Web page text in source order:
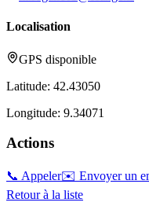
Localisation
GPS disponible
Latitude: 42.43050
Longitude: 9.34071
Actions
📞 Appeler✉️ Envoyer un
Retour à la liste